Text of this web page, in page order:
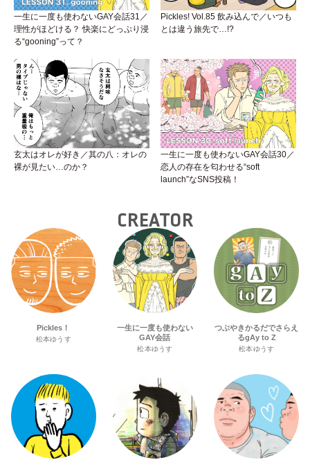
一生に一度も使わないGAY会話31／
理性がほどける？ 快楽にどっぷり浸
る“gooning”って？
Pickles! Vol.85 飲み込んで／いつも
とは違う旅先で…!?
玄太はオレが好き／其の八：オレの
裸が見たい…のか？
一生に一度も使わないGAY会話30／
恋人の存在を匂わせる“soft
launch”なSNS投稿！
CREATOR
Pickles！
松本ゆうす
一生に一度も使わない
GAY会話
松本ゆうす
つぶやきかるだでさらえ
るgAy to Z
松本ゆうす